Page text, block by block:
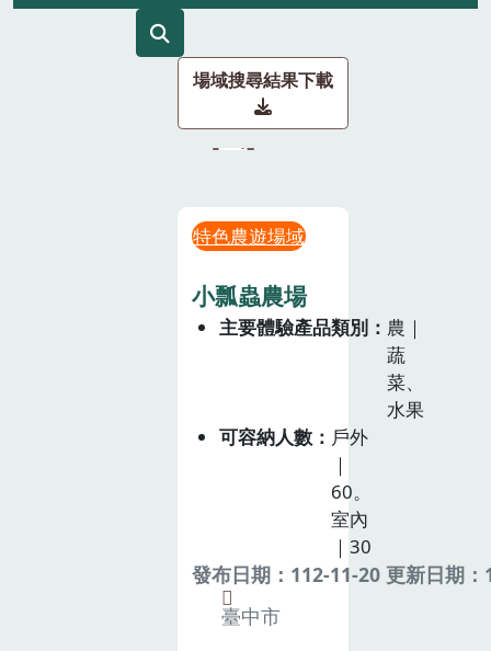
場域搜尋結果下載
特色農遊場域
小瓢蟲農場
主要體驗產品類別
農｜
蔬
菜、
水果
可容納人數
戶外
｜
60。
室內
｜30
發布日期：112-11-20 更新日期
臺中市